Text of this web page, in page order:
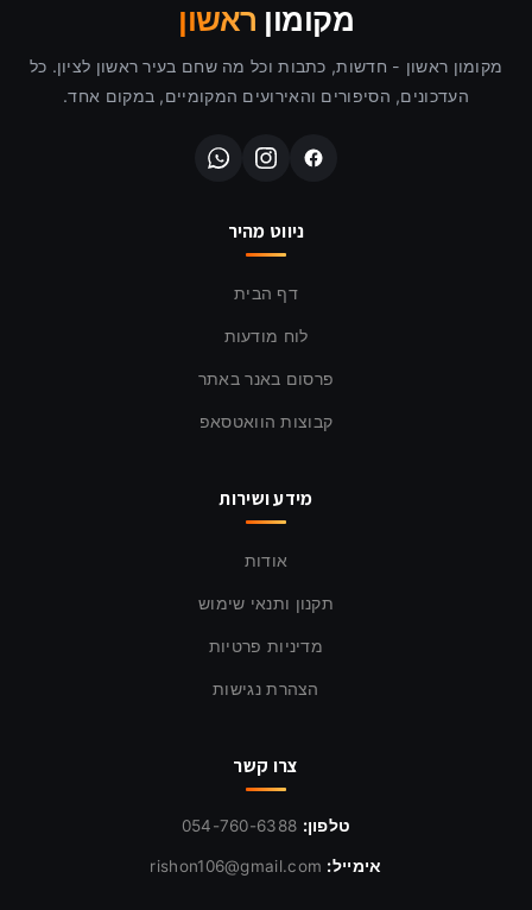
מקומון ראשון
מקומון ראשון - חדשות, כתבות וכל מה שחם בעיר ראשון לציון. כל
העדכונים, הסיפורים והאירועים המקומיים, במקום אחד.
ניווט מהיר
דף הבית
לוח מודעות
פרסום באנר באתר
קבוצות הוואטסאפ
מידע ושירות
אודות
תקנון ותנאי שימוש
מדיניות פרטיות
הצהרת נגישות
צרו קשר
טלפון: 054-760-6388
אימייל: rishon106@gmail.com